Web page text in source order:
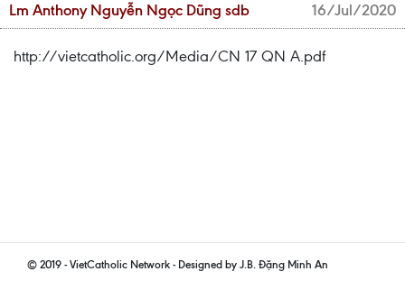
Lm Anthony Nguyễn Ngọc Dũng sdb 16/Jul/2020
http://vietcatholic.org/Media/CN 17 QN A.pdf
© 2019 - VietCatholic Network - Designed by J.B. Đặng Minh An